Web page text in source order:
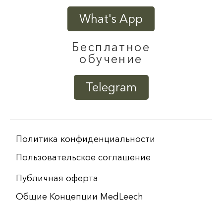
What's App
Бесплатное
обучение
Telegram
Политика конфиденциальности
Пользовательское соглашение
Публичная оферта
Общие Концепции MedLeech